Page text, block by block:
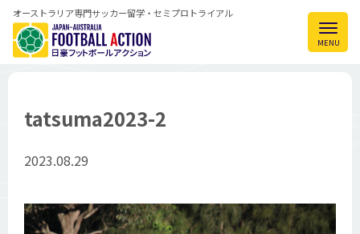
オーストラリア専門サッカー留学・セミプロトライアル
tatsuma2023-2
2023.08.29